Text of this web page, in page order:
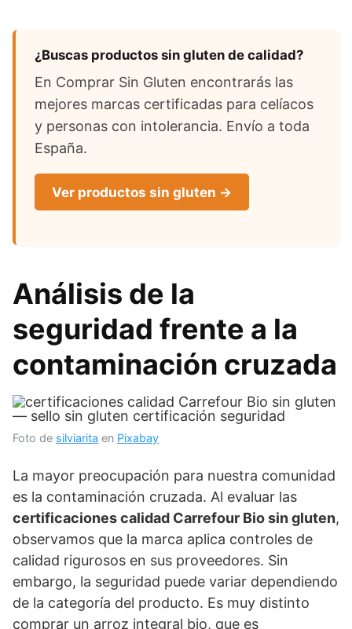
¿Buscas productos sin gluten de calidad?
En Comprar Sin Gluten encontrarás las
mejores marcas certificadas para celíacos
y personas con intolerancia. Envío a toda
España.
Ver productos sin gluten →
Análisis de la
seguridad frente a la
contaminación cruzada
Foto de silviarita en Pixabay
La mayor preocupación para nuestra comunidad
es la contaminación cruzada. Al evaluar las
certificaciones calidad Carrefour Bio sin gluten,
observamos que la marca aplica controles de
calidad rigurosos en sus proveedores. Sin
embargo, la seguridad puede variar dependiendo
de la categoría del producto. Es muy distinto
comprar un arroz integral bio, que es